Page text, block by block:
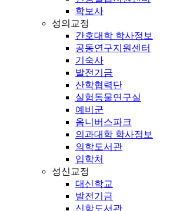
학보사
성의교정
간호대학 학사정보
공동연구지원센터
기숙사
발전기금
산학협력단
실험동물연구실
예비군
옴니버스파크
의과대학 학사정보
의학도서관
입학처
성신교정
대신학교
발전기금
신학도서관